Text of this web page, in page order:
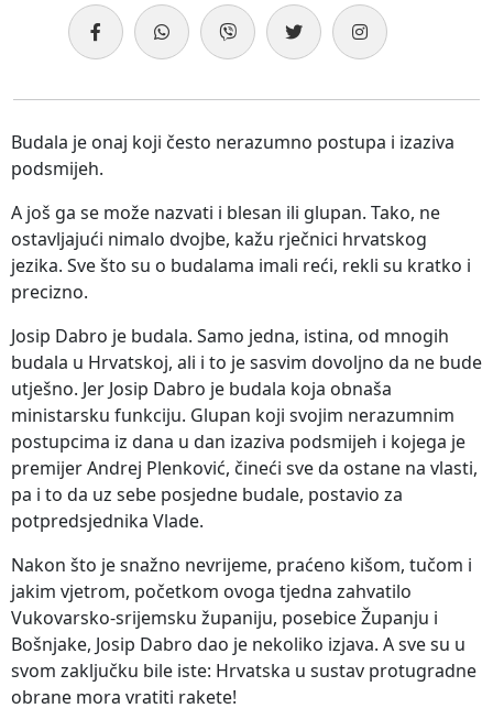
Budala je onaj koji često nerazumno postupa i izaziva
podsmijeh.
A još ga se može nazvati i blesan ili glupan. Tako, ne
ostavljajući nimalo dvojbe, kažu rječnici hrvatskog
jezika. Sve što su o budalama imali reći, rekli su kratko i
precizno.
Josip Dabro je budala. Samo jedna, istina, od mnogih
budala u Hrvatskoj, ali i to je sasvim dovoljno da ne bude
utješno. Jer Josip Dabro je budala koja obnaša
ministarsku funkciju. Glupan koji svojim nerazumnim
postupcima iz dana u dan izaziva podsmijeh i kojega je
premijer Andrej Plenković, čineći sve da ostane na vlasti,
pa i to da uz sebe posjedne budale, postavio za
potpredsjednika Vlade.
Nakon što je snažno nevrijeme, praćeno kišom, tučom i
jakim vjetrom, početkom ovoga tjedna zahvatilo
Vukovarsko-srijemsku županiju, posebice Županju i
Bošnjake, Josip Dabro dao je nekoliko izjava. A sve su u
svom zaključku bile iste: Hrvatska u sustav protugradne
obrane mora vratiti rakete!